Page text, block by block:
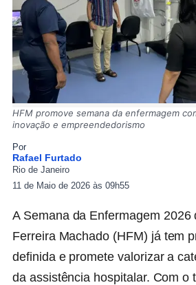
HFM promove semana da enfermagem
inovação e empreendedorismo
Por
Rafael Furtado
Rio de Janeiro
11 de Maio de 2026 às 09h55
A Semana da Enfermagem 2026
Ferreira Machado (HFM) já tem
definida e promete valorizar a
da assistência hospitalar. Com o